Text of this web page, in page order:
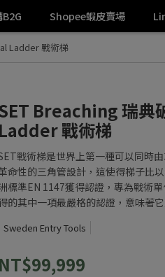
Shopee蝦皮賣場
Ladder 戰術梯
Breaching 瑞典
Ladder 戰術梯
戰術梯是世界上第一種可以同時
命性的三角管設計，這使得梯子比
標準EN 1147獲得認證，專為戰術
的其中一項最嚴格的認證，意味著
Sweden Entry Tools
NT$99,999